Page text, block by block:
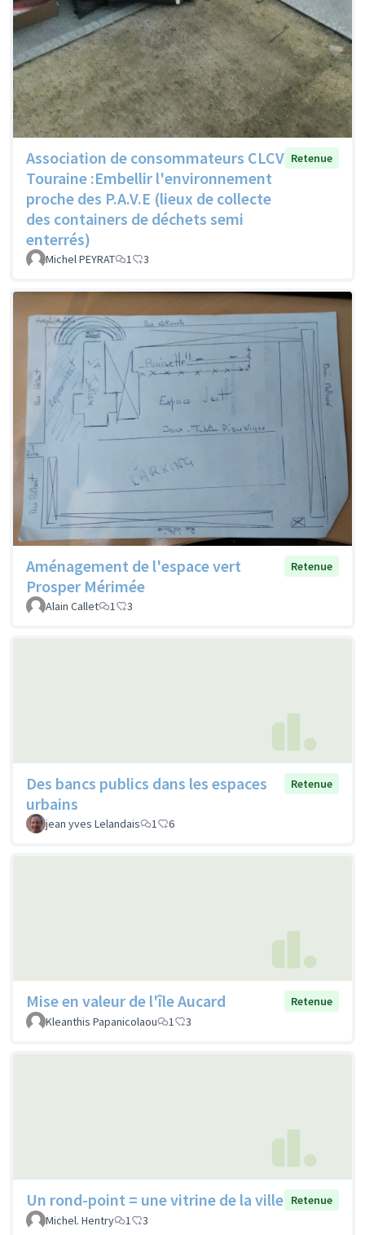
Association de consommateurs CLCV
Touraine :Embellir l'environnement
proche des P.A.V.E (lieux de collecte
des containers de déchets semi
enterrés)
Retenue
Michel PEYRAT 1 3
Aménagement de l'espace vert
Prosper Mérimée
Retenue
Alain Callet 1 3
Des bancs publics dans les espaces
urbains
Retenue
jean yves Lelandais 1 6
Mise en valeur de l'île Aucard
Retenue
Kleanthis Papanicolaou
1 3
Un rond-point = une vitrine de la ville Retenue
Michel. Hentry
1 3